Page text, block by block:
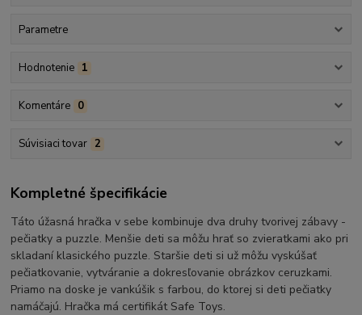
Parametre
Hodnotenie 1
Komentáre 0
Súvisiaci tovar 2
Kompletné špecifikácie
Táto úžasná hračka v sebe kombinuje dva druhy tvorivej zábavy -
pečiatky a puzzle. Menšie deti sa môžu hrať so zvieratkami ako pri
skladaní klasického puzzle. Staršie deti si už môžu vyskúšať
pečiatkovanie, vytváranie a dokresľovanie obrázkov ceruzkami.
Priamo na doske je vankúšik s farbou, do ktorej si deti pečiatky
namáčajú. Hračka má certifikát Safe Toys.